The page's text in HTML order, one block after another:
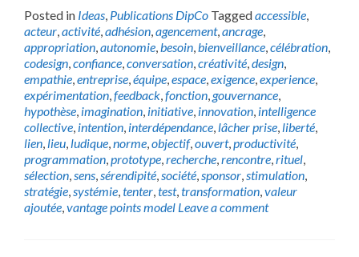
Posted in Ideas, Publications DipCo Taggedaccessible,
acteur,activité,adhésion,agencement,ancrage,
appropriation,autonomie,besoin,bienveillance,célébration,
codesign,confiance,conversation,créativité,design,
empathie,entreprise,équipe,espace,exigence,experience,
expérimentation,feedback,fonction,gouvernance,
hypothèse, imagination, initiative, innovation, intelligence
collective, intention, interdépendance, lâcher prise, liberté,
lien, lieu, ludique,norme,objectif,ouvert,productivité,
programmation,prototype,recherche,rencontre,rituel,
sélection,sens,sérendipité,société,sponsor,stimulation,
stratégie,systémie,tenter,test,transformation,valeur
ajoutée,vantage points model Leave a comment